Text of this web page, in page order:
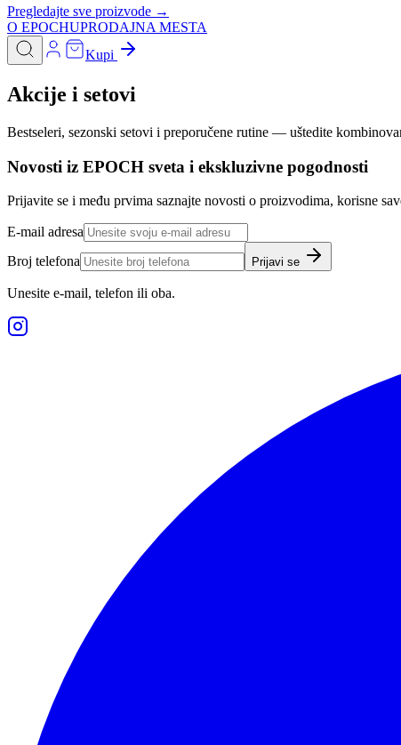
Pregledajte sve proizvode →
O EPOCHUPRODAJNA MESTA
Kupi
Akcije i setovi
Bestseleri, sezonski setovi i preporučene rutine — uštedite
Novosti iz EPOCH sveta i ekskluzivne pogodnosti
Prijavite se i među prvima saznajte novosti o proizvodima, korisne
E-mail adresa
Broj telefona
Prijavi se
Unesite e-mail, telefon ili oba.